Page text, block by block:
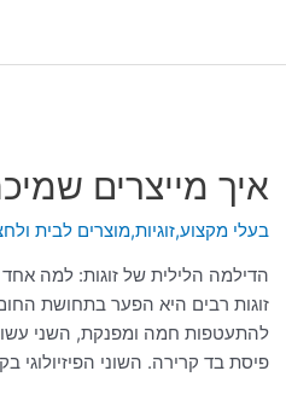
איך מייצרים
בעלי מקצוע,זוגיות,מוצרים לבית
הדילמה הלילית של זוגות: למה
זוגות רבים היא הפער בתחושת
להתעטפות חמה ומפנקת, השני
פיסת בד קרירה. השוני הפיזיולוגי
איך
מייצרים
שמיכת
ממנה